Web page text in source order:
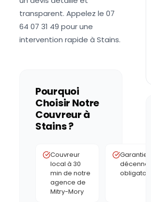
transparent. Appelez le 07
64 07 31 49 pour une
intervention rapide à Stains.
Pourquoi
Choisir Notre
Couvreur à
Stains?
Couvreur
local à 30
min de notre
agence de
Mitry-Mory
Garantie
décennale
obligatoire